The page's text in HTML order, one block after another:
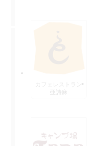
カフェレストラン
亜詩麻